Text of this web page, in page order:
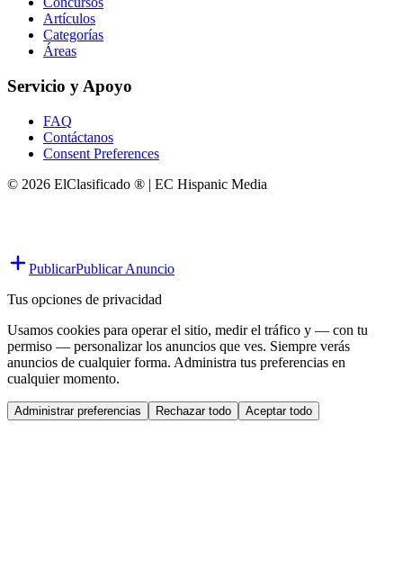
Artículos
Categorías
Áreas
Servicio y Apoyo
FAQ
Contáctanos
Consent Preferences
© 2026 ElClasificado ® | EC Hispanic Media
PublicarPublicar Anuncio
Tus opciones de privacidad
Usamos cookies para operar el sitio, medir el tráfico y — con tu
permiso — personalizar los anuncios que ves. Siempre verás
anuncios de cualquier forma. Administra tus preferencias en
cualquier momento.
Administrar preferencias Rechazar todo Aceptar todo